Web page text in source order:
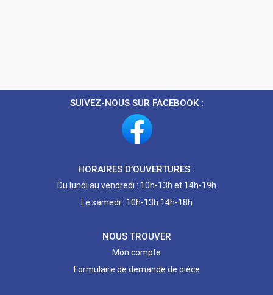
SUIVEZ-NOUS SUR FACEBOOK :
HORAIRES D’OUVERTURES :
Du lundi au vendredi : 10h-13h et 14h-19h
Le samedi : 10h-13h 14h-18h
NOUS TROUVER
Mon compte
Formulaire de demande de pièce